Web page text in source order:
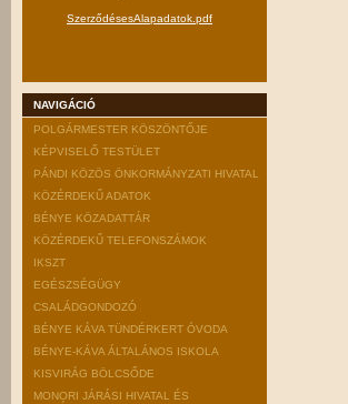
SzerződésesAlapadatok.pdf
NAVIGÁCIÓ
POLGÁRMESTER KÖSZÖNTŐJE
KÉPVISELŐ TESTÜLET
PÁNDI KÖZÖS ÖNKORMÁNYZATI HIVATAL
KÖZÉRDEKŰ ADATOK
BÉNYE KÖZADATTÁR
KÖZÉRDEKŰ TELEFONSZÁMOK
IKSZT
EGÉSZSÉGÜGY
CSALÁDGONDOZÓ
BÉNYE KÁVA TÜNDÉRKERT ÓVODA
BÉNYE-KÁVA ÁLTALÁNOS ISKOLA
KISVIRÁG BÖLCSŐDE
MONORI JÁRÁSI HIVATAL ÉS